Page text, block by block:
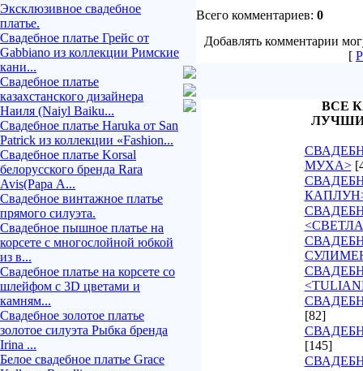
Эксклюзивное свадебное
платье.
Свадебное платье Грейс от
Gabbiano из коллекции Римские
кани...
Свадебное платье
казахстанского дизайнера
Наиля (Naiyl Baiku...
Свадебное платье Haruka от San
Patrick из коллекции «Fashion...
Свадебное платье Korsal
белорусского бренда Rara
Avis(Рара А...
Свадебное винтажное платье
прямого силуэта.
Свадебное пышное платье на
корсете с многослойной юбкой
из в...
Свадебное платье на корсете со
шлейфом с 3D цветами и
камням...
Свадебное золотое платье
золотое силуэта Рыбка бренда
Irina ...
Белое свадебное платье Grace
Всего комментариев: 0
Добавлять комментарии
[
ВСЕ
МУХА>
[82]
[145]